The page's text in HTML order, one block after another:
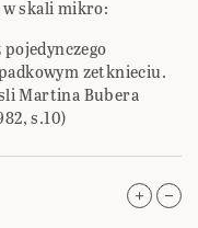
skali mikro:
zetknieciu.
Martina Bubera
s.10)